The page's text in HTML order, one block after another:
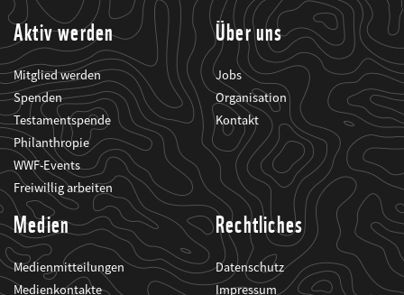
Aktiv werden
Mitglied werden
Spenden
Testamentspende
Philanthropie
WWF-Events
Freiwillig arbeiten
Über uns
Jobs
Organisation
Kontakt
Medien
Medienmitteilungen
Medienkontakte
Rechtliches
Datenschutz
Impressum